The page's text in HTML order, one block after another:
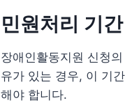
민원처리 기간
장애인활동지원 신청
유가 있는 경우, 이 기
해야 합니다.